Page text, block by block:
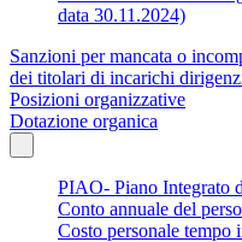
data 30.11.2024)
Sanzioni per mancata o
dei titolari di incarichi
Posizioni organizzative
Dotazione organica
PIAO- Piano Integrato
Conto annuale del
Costo personale tempo